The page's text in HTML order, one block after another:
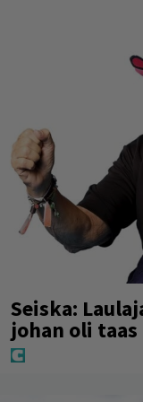
Seiska:
johan oli